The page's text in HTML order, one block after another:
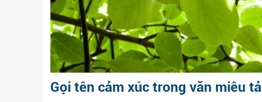
Gọi tên cảm xúc trong văn miêu tả